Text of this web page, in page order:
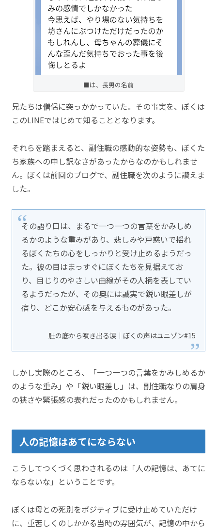
■は、長男の名前
兄たちは僧侶に突っかかっていた。その事実を、ぼくは
このLINEではじめて知ることとなります。
それらを踏まえると、副住職の感動的な姿勢も、ぼくた
ち家族への申し訳なさがあったからなのかもしれませ
ん。ぼくは前回のブログで、副住職を次のように讃えま
した。
その語り口は、まるで一つ一つの言葉をかみしめ
るかのような重みがあり、悲しみや戸惑いで揺れ
るぼくたちの心をしっかりと受け止めるようだっ
た。彼の目はまっすぐにぼくたちを見据えてお
り、目じりのやさしい曲線がその人柄を表してい
るようだったが、その奥には誠実で鋭い眼差しが
宿り、どこか安心感を与えるものがあった。
肚の底から噴き出る涙｜ぼくの声はユニゾン#15
しかし実際のところ、「一つ一つの言葉をかみしめるか
のような重み」や「鋭い眼差し」は、副住職なりの肩身
の狭さや緊張感の表れだったのかもしれません。
人の記憶はあてにならない
こうしてつくづく思わされるのは「人の記憶は、あてに
ならないな」ということです。
ぼくは母との死別をポジティブに受け止めていただけ
に、重苦しくのしかかる当時の雰囲気が、記憶の中から